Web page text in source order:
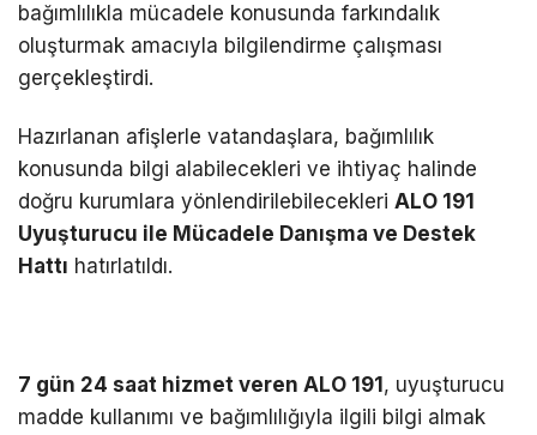
bağımlılıkla mücadele konusunda farkındalık
oluşturmak amacıyla bilgilendirme çalışması
gerçekleştirdi.
Hazırlanan afişlerle vatandaşlara, bağımlılık
konusunda bilgi alabilecekleri ve ihtiyaç halinde
doğru kurumlara yönlendirilebilecekleri ALO 191
Uyuşturucu ile Mücadele Danışma ve Destek
Hattı hatırlatıldı.
7 gün 24 saat hizmet veren ALO 191, uyuşturucu
madde kullanımı ve bağımlılığıyla ilgili bilgi almak